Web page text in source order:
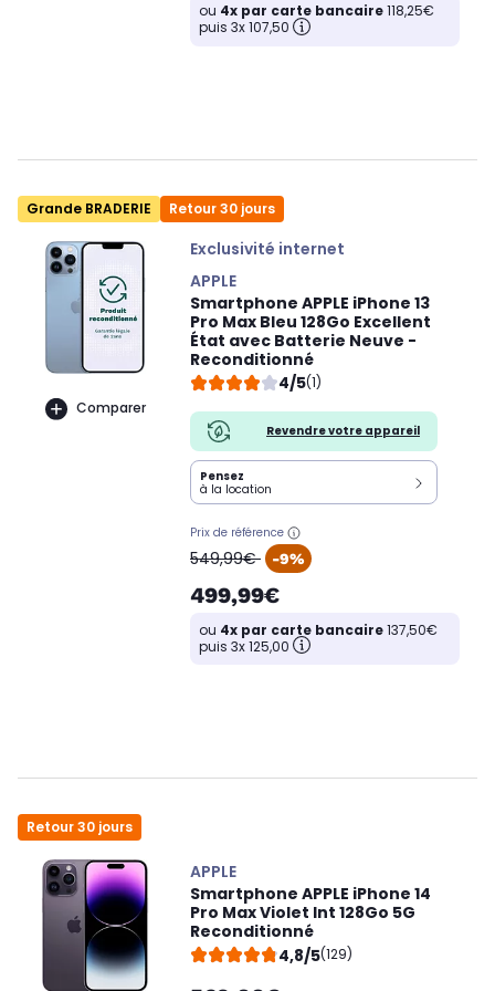
ou 4x par carte bancaire118,25€
puis 3x 107,50
Grande BRADERIE Retour 30 jours
Comparer
Exclusivité internet
APPLE
Smartphone APPLE iPhone 13
Pro Max Bleu 128Go Excellent
État avec Batterie Neuve -
Reconditionné
4/5(1)
Revendre votre appareil
Pensez
à la location
Prix de référence
oldPrice
549,99€ -9%
499,99€
ou 4x par carte bancaire137,50€
puis 3x 125,00
Retour 30 jours
APPLE
Smartphone APPLE iPhone 14
Pro Max Violet Int 128Go 5G
Reconditionné
4,8/5(129)